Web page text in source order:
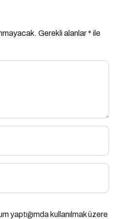
Gerekli alanlar* ile
yaptığımda kullanılmak üzere